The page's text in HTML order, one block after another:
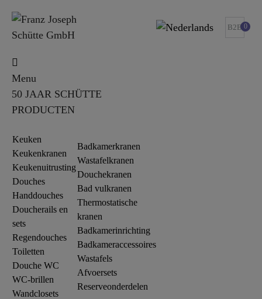
B2B 0
Menu
50 JAAR SCHÜTTE
PRODUCTEN
Keuken
Keukenkranen
Keukenuitrusting
Douches
Handdouches
Doucherails en
sets
Regendouches
Toiletten
Douche WC
WC-brillen
Wandclosets
Badkamerkranen
Wastafelkranen
Douchekranen
Bad vulkranen
Thermostatische
kranen
Badkamerinrichting
Badkameraccessoires
Wastafels
Afvoersets
Reserveonderdelen